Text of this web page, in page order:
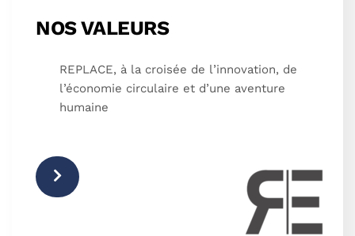
NOS VALEURS
REPLACE, à la croisée de l’innovation, de
l’économie circulaire et d’une aventure
humaine